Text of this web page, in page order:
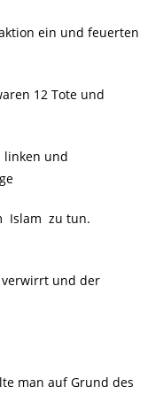
ein und feuerten
12 Tote und
linken und
Islam zu tun.
verwirrt und der
man auf Grund des